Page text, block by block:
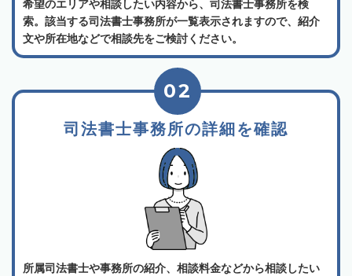
希望のエリアや相談したい内容から、司法書士事務所を検
索。該当する司法書士事務所が一覧表示されますので、紹介
文や所在地などで相談先をご検討ください。
司法書士事務所の詳細を確認
02
所属司法書士や事務所の紹介、相談料金などから相談したい